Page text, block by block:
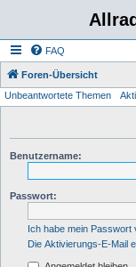
FAQ
Foren-Übersicht
Unbeantwortete Themen
Benutzername:
Passwort:
Ich habe mein Passwort
Die Aktivierungs-E-Mail